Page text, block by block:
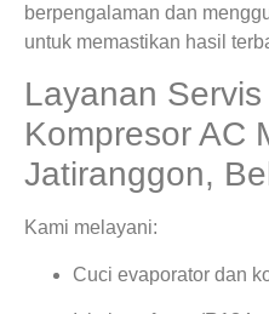
berpengalaman dan
untuk memastikan hasil
Layanan
Kompresor AC
Jatiranggon,
Kami melayani:
Cuci evaporator dan